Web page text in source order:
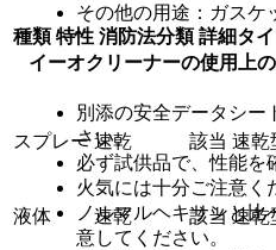
その他の用途：ガスケ
イーオクリーナーの使用上
別添の安全データシー
さい。
必ず試供品で、性能を
火気には十分ご注意く
ノルマルヘキサンと
意してください。
種類 特性 消防法分類 詳細タ
スプレー 速乾 該当 速乾
液体 速乾 該当 速乾